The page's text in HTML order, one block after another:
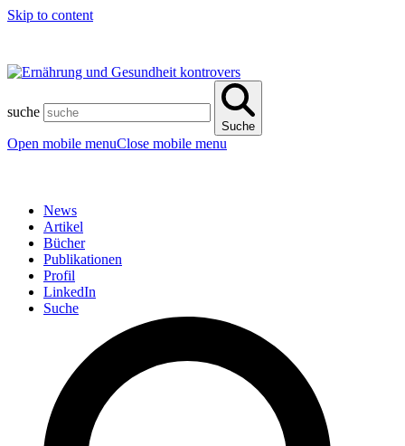
Skip to content
suche
Suche
Open mobile menuClose mobile menu
News
Artikel
Bücher
Publikationen
Profil
LinkedIn
Suche